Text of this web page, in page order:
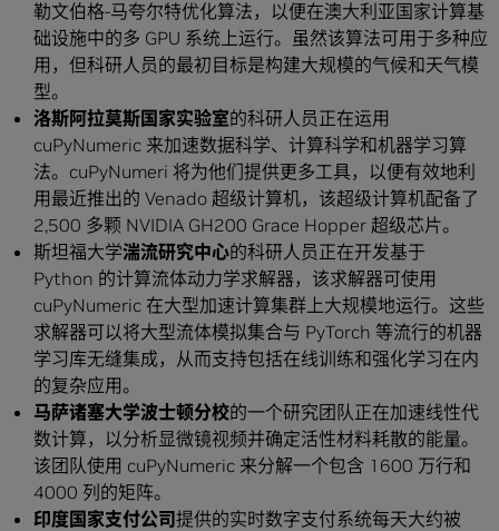
勒文伯格-马夸尔特优化算法，以便在澳大利亚国家计算基
础设施中的多 GPU 系统上运行。虽然该算法可用于多种应
用，但科研人员的最初目标是构建大规模的气候和天气模
型。
洛斯阿拉莫斯国家实验室的科研人员正在运用
cuPyNumeric 来加速数据科学、计算科学和机器学习算
法。cuPyNumeri 将为他们提供更多工具，以便有效地利
用最近推出的 Venado 超级计算机，该超级计算机配备了
2,500 多颗 NVIDIA GH200 Grace Hopper 超级芯片。
斯坦福大学湍流研究中心的科研人员正在开发基于
Python 的计算流体动力学求解器，该求解器可使用
cuPyNumeric 在大型加速计算集群上大规模地运行。这些
求解器可以将大型流体模拟集合与 PyTorch 等流行的机器
学习库无缝集成，从而支持包括在线训练和强化学习在内
的复杂应用。
马萨诸塞大学波士顿分校的一个研究团队正在加速线性代
数计算，以分析显微镜视频并确定活性材料耗散的能量。
该团队使用 cuPyNumeric 来分解一个包含 1600 万行和
4000 列的矩阵。
印度国家支付公司提供的实时数字支付系统每天大约被